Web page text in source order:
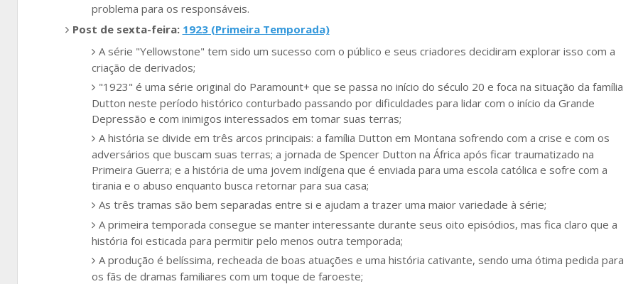
problema para os responsáveis.
Post de sexta-feira: 1923 (Primeira Temporada)
A série "Yellowstone" tem sido um sucesso com o público e seus criadores decidiram explorar isso com a
criação de derivados;
"1923" é uma série original do Paramount+ que se passa no início do século 20 e foca na situação da família
Dutton neste período histórico conturbado passando por dificuldades para lidar com o início da Grande
Depressão e com inimigos interessados em tomar suas terras;
A história se divide em três arcos principais: a família Dutton em Montana sofrendo com a crise e com os
adversários que buscam suas terras; a jornada de Spencer Dutton na África após ficar traumatizado na
Primeira Guerra; e a história de uma jovem indígena que é enviada para uma escola católica e sofre com a
tirania e o abuso enquanto busca retornar para sua casa;
As três tramas são bem separadas entre si e ajudam a trazer uma maior variedade à série;
A primeira temporada consegue se manter interessante durante seus oito episódios, mas fica claro que a
história foi esticada para permitir pelo menos outra temporada;
A produção é belíssima, recheada de boas atuações e uma história cativante, sendo uma ótima pedida para
os fãs de dramas familiares com um toque de faroeste;